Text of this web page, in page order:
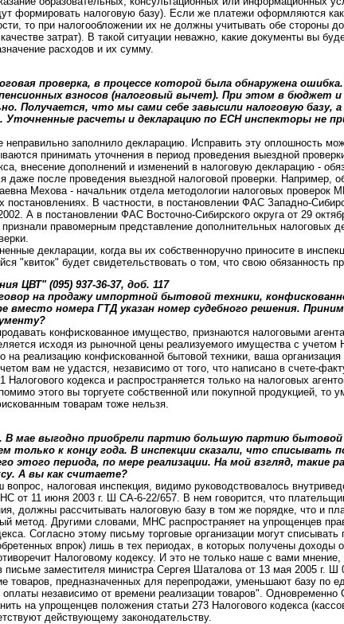
формировать налоговую базу). Если же платежи оформляются
то при налогообложении их не должны учитывать обе стороны
затрат). В такой ситуации неважно, какие документы вы
расходов и их сумму.
проверка, в процессе которой была обнаружена
взносов (налоговый вычет). При этом в бюджет
Получается, что мы сами себе завысили налоговую базу,
Уточненные расчеты и декларацию по ЕСН инспекторы не
неправильно заполнило декларацию. Исправить эту оплошность
принимать уточнения в период проведения выездной
внесение дополнений и изменений в налоговую декларацию -
даже после проведения выездной налоговой проверки. Например,
Мехова - начальник отдела методологии налоговых проверок
В частности, в постановлении ФАС Западно-
А в постановлении ФАС Восточно-Сибирского округа от 29
правомерным представление дополнительных налоговых
декларации, когда вы их собственноручно приносите в
"квиток" будет свидетельствовать о том, что свою обязанность
ЦВТ" (095) 937-36-37, доб. 117
на продажу импортной бытовой техники,
вместо номера ГТД указан номер судебного решения.
конфискованное имущество, признаются налоговыми
исходя из рыночной цены реализуемого имущества с учетом
на реализацию конфискованной бытовой техники, ваша организация
вам не удастся, независимо от того, что написано в счете-
кодекса и распространяется только на налоговых
этого вы торгуете собственной или покупной продукцией, то
товарам тоже нельзя.
В мае выгодно приобрели партию большую партию бытовой
только к концу года. В инспекции сказали, что списывать
этого периода, по мере реализации. На мой взгляд, такие
А вы как считаете?
налоговая инспекция, видимо руководствовалось
от 11 июня 2003 г. Ш СА-6-22/657. В нем говорится, что
должны рассчитывать налоговую базу в том же порядке, что и
метод. Другими словами, МНС распространяет на упрощенцев
Согласно этому письму торговые организации могут
впрок) лишь в тех периодах, в которых получены доходы
Налоговому кодексу. И это не только наше с вами
заместителя министра Сергея Шаталова от 13 мая 2005 г. Ш
товаров, предназначенных для перепродажи, уменьшают базу по
независимо от времени реализации товаров". Одновременно
на упрощенцев положения статьи 273 Налогового кодекса
действующему законодательству.